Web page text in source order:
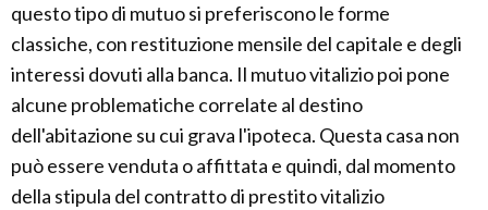
questo tipo di mutuo si preferiscono le forme
classiche, con restituzione mensile del capitale e degli
interessi dovuti alla banca. Il mutuo vitalizio poi pone
alcune problematiche correlate al destino
dell'abitazione su cui grava l'ipoteca. Questa casa non
può essere venduta o affittata e quindi, dal momento
della stipula del contratto di prestito vitalizio